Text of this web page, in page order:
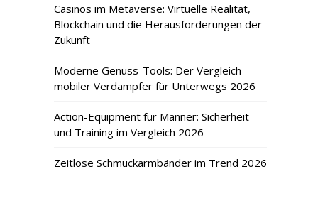
Casinos im Metaverse: Virtuelle Realität,
Blockchain und die Herausforderungen der
Zukunft
Moderne Genuss-Tools: Der Vergleich
mobiler Verdampfer für Unterwegs 2026
Action-Equipment für Männer: Sicherheit
und Training im Vergleich 2026
Zeitlose Schmuckarmbänder im Trend 2026